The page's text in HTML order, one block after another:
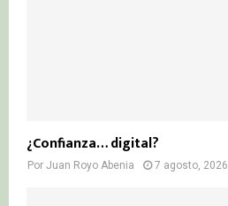
¿Confianza… digital?
Por Juan Royo Abenia 7 agosto, 2026